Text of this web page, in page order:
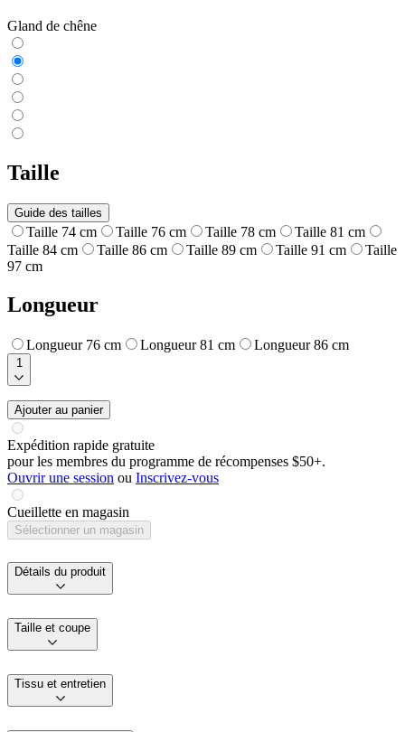
Gland de chêne
Taille
Guide des tailles
Taille 74 cm Taille 76 cm Taille 78 cm
Taille 81 cm
Taille 84 cm
Taille 86 cm Taille 89 cm Taille 91 cm
Taille
97 cm
Longueur
Longueur 76 cm Longueur 81 cm Longueur 86 cm
1
Ajouter au panier
Expédition rapide gratuite
pour les membres du programme de récompenses $50+.
Ouvrir une session ou Inscrivez-vous
Cueillette en magasin
Sélectionner un magasin
Détails du produit
Taille et coupe
Tissu et entretien